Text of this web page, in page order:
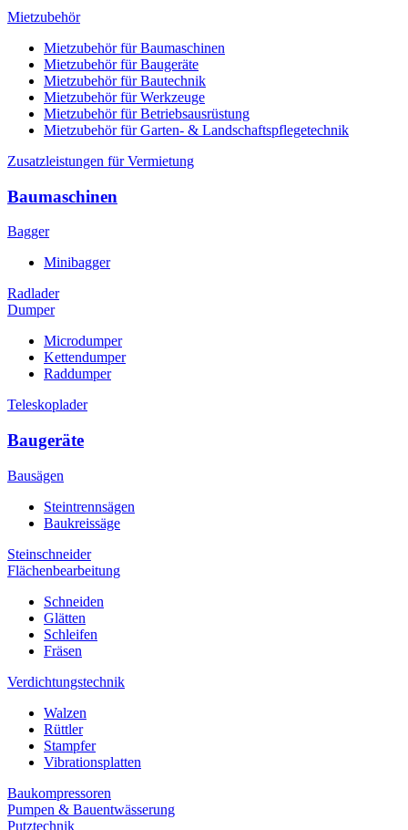
Mietzubehör
Mietzubehör für Baumaschinen
Mietzubehör für Baugeräte
Mietzubehör für Bautechnik
Mietzubehör für Werkzeuge
Mietzubehör für Betriebsausrüstung
Mietzubehör für Garten- & Landschaftspflegetechnik
Zusatzleistungen für Vermietung
Baumaschinen
Bagger
Minibagger
Radlader
Dumper
Microdumper
Kettendumper
Raddumper
Teleskoplader
Baugeräte
Bausägen
Steintrennsägen
Baukreissäge
Steinschneider
Flächenbearbeitung
Schneiden
Glätten
Schleifen
Fräsen
Verdichtungstechnik
Walzen
Rüttler
Stampfer
Vibrationsplatten
Baukompressoren
Pumpen & Bauentwässerung
Putztechnik